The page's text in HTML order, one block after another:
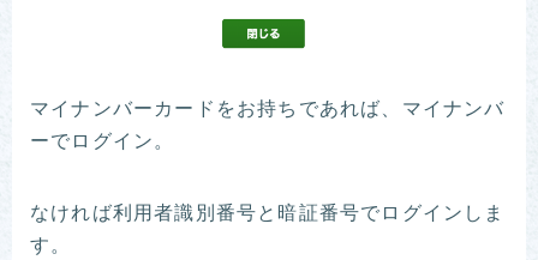
マイナンバーカードをお持ちであれば、マイナンバ
ーでログイン。
なければ利用者識別番号と暗証番号でログインしま
す。